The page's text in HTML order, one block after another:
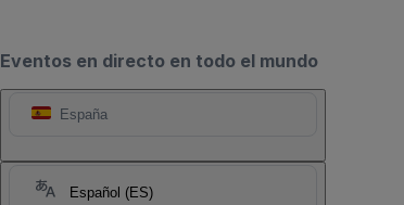
Eventos en directo en todo el mundo
España
Español (ES)